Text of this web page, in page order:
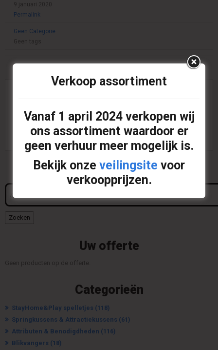
9 januari 2020
Permalink
Geen Categorie
Geen tags
Irene
Bekijk alle berichten van: Irene
Zoeken
naar:
Zoeken
Uw offerte
Geen producten op de offerte.
Categorieën
StayHome&Play spelletjes (118)
Springkussens & Attractiekussens (61)
Attributen & Benodigdheden (116)
Blikvangers (18)
Verkoop assortiment
Vanaf 1 april 2024verkopen wij
ons assortiment waardoor er
geen verhuur meer mogelijk is.
Bekijk onze veilingsite voor
verkoopprijzen.